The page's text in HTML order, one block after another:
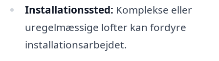
Installationssted: Komplekse eller
uregelmæssige lofter kan fordyre
installationsarbejdet.